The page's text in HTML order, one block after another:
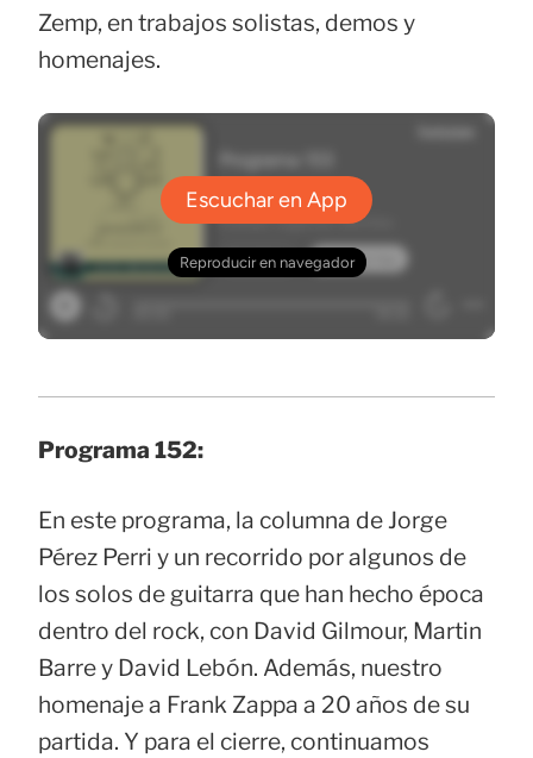
Zemp, en trabajos solistas, demos y
homenajes.
Programa 152:
En este programa, la columna de Jorge
Pérez Perri y un recorrido por algunos de
los solos de guitarra que han hecho época
dentro del rock, con David Gilmour, Martin
Barre y David Lebón. Además, nuestro
homenaje a Frank Zappa a 20 años de su
partida. Y para el cierre, continuamos